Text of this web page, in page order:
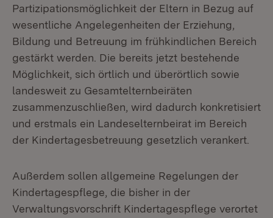
Partizipationsmöglichkeit der Eltern in Bezug auf
wesentliche Angelegenheiten der Erziehung,
Bildung und Betreuung im frühkindlichen Bereich
gestärkt werden. Die bereits jetzt bestehende
Möglichkeit, sich örtlich und überörtlich sowie
landesweit zu Gesamtelternbeiräten
zusammenzuschließen, wird dadurch konkretisiert
und erstmals ein Landeselternbeirat im Bereich
der Kindertagesbetreuung gesetzlich verankert.
Außerdem sollen allgemeine Regelungen der
Kindertagespflege, die bisher in der
Verwaltungsvorschrift Kindertagespflege verortet